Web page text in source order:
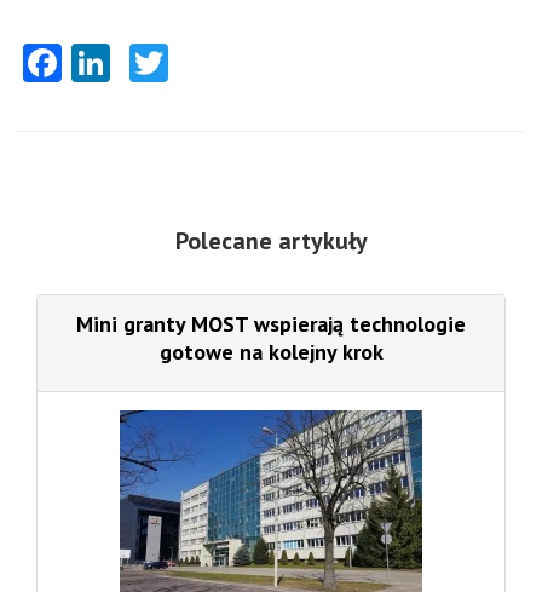
Facebook
LinkedIn
Polecane artykuły
Mini granty MOST wspierają technologie
gotowe na kolejny krok